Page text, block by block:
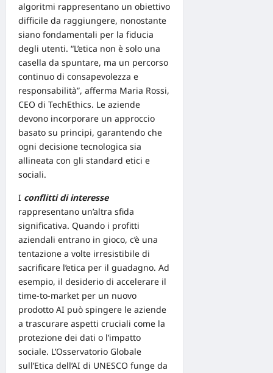
algoritmi rappresentano un obiettivo
difficile da raggiungere, nonostante
siano fondamentali per la fiducia
degli utenti. “L’etica non è solo una
casella da spuntare, ma un percorso
continuo di consapevolezza e
responsabilità”, afferma Maria Rossi,
CEO di TechEthics. Le aziende
devono incorporare un approccio
basato su principi, garantendo che
ogni decisione tecnologica sia
allineata con gli standard etici e
sociali.
I conflitti di interesse
rappresentano un’altra sfida
significativa. Quando i profitti
aziendali entrano in gioco, c’è una
tentazione a volte irresistibile di
sacrificare l’etica per il guadagno. Ad
esempio, il desiderio di accelerare il
time-to-market per un nuovo
prodotto AI può spingere le aziende
a trascurare aspetti cruciali come la
protezione dei dati o l’impatto
sociale. L’Osservatorio Globale
sull’Etica dell’AI di UNESCO funge da